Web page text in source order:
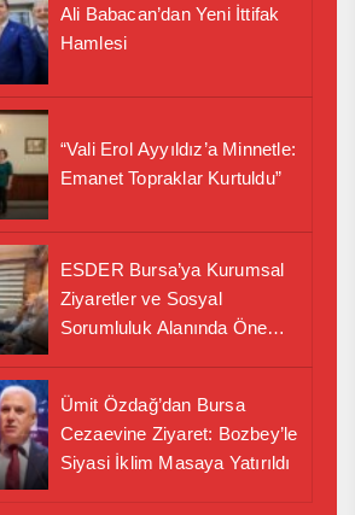
Ali Babacan’dan Yeni İttifak
Hamlesi
“Vali Erol Ayyıldız’a Minnetle:
Emanet Topraklar Kurtuldu”
ESDER Bursa’ya Kurumsal
Ziyaretler ve Sosyal
Sorumluluk Alanında Önemli
Ümit Özdağ’dan Bursa
Cezaevine Ziyaret: Bozbey’le
Siyasi İklim Masaya Yatırıldı